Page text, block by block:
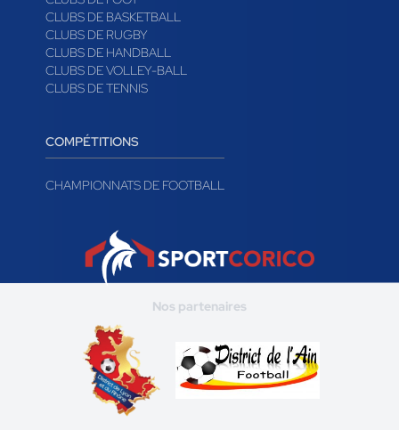
CLUBS DE BASKETBALL
CLUBS DE RUGBY
CLUBS DE HANDBALL
CLUBS DE VOLLEY-BALL
CLUBS DE TENNIS
COMPÉTITIONS
CHAMPIONNATS DE FOOTBALL
Nos partenaires